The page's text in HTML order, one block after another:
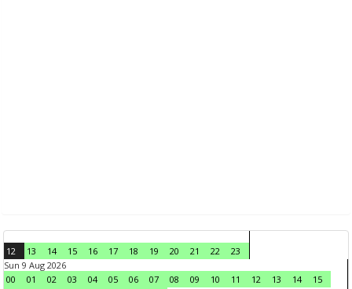
12 13 14 15 16 17 18 19 20 21 22
23
Sun 9 Aug 2026
00
01 02 03 04 05 06 07 08 09 10 11 12 13 14
15